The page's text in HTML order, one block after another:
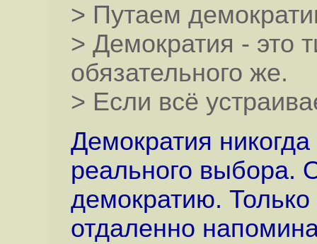
> Путаем
> Демократия - это
обязательного же.
> Если всё
Демократия
реального выбора.
демократию.
отдаленно